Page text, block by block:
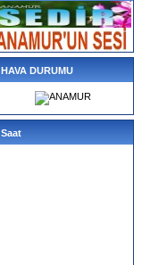
HAVA DURUMU
Saat